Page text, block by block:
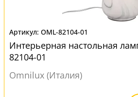
OML-82104-01
Интерьерная настольная
82104-01
Omnilux (Италия)